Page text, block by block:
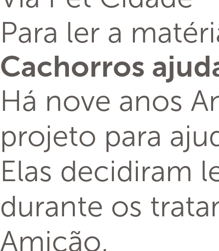
Para ler a
Cachorros
Há nove anos
projeto para
Elas decidiram
durante os
Amicão.